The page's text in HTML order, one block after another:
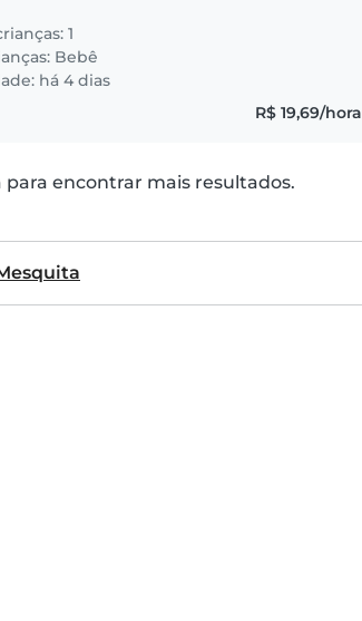
1
Bebê
há 4 dias
R$ 19,69/hora
encontrar mais resultados.